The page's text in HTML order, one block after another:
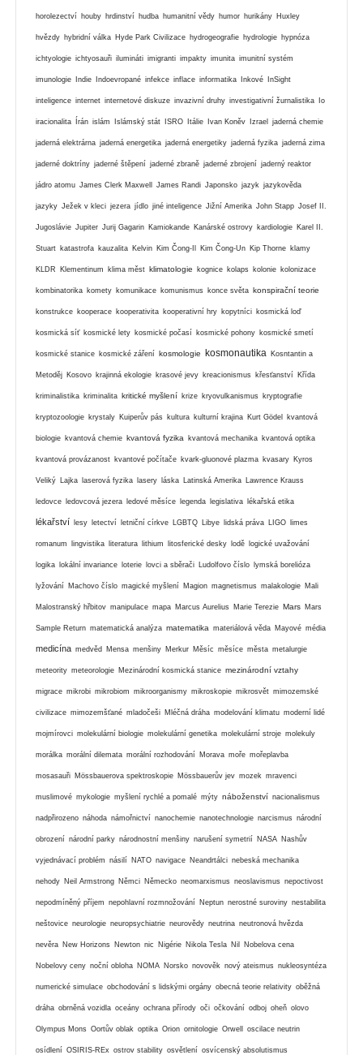
horolezectví houby hrdinství hudba humanitní vědy humor hurikány Huxley
hvězdy hybridní válka Hyde Park Civilizace hydrogeografie hydrologie hypnóza
ichtyologie ichtyosauři ilumináti imigranti impakty imunita imunitní systém
imunologie Indie Indoevropané infekce inflace informatika Inkové InSight
inteligence internet internetové diskuze invazivní druhy investigativní žurnalistika Io
iracionalita Írán islám Islámský stát ISRO Itálie Ivan Koněv Izrael jaderná chemie
jaderná elektrárna jaderná energetika jaderná energetiky jaderná fyzika jaderná zima
jaderné doktríny jaderné štěpení jaderné zbraně jaderné zbrojení jaderný reaktor
jádro atomu James Clerk Maxwell James Randi Japonsko jazyk jazykověda
jazyky Ježek v kleci jezera jídlo jiné inteligence Jižní Amerika John Stapp Josef II.
Jugoslávie Jupiter Jurij Gagarin Kamiokande Kanárské ostrovy kardiologie Karel II.
Stuart katastrofa kauzalita Kelvin Kim Čong-Il Kim Čong-Un Kip Thorne klamy
KLDR Klementinum klima měst klimatologie kognice kolaps kolonie kolonizace
kombinatorika komety komunikace komunismus konce světa konspirační teorie
konstrukce kooperace kooperativita kooperativní hry kopytníci kosmická loď
kosmická síť kosmické lety kosmické počasí kosmické pohony kosmické smetí
kosmické stanice kosmické záření kosmologie kosmonautika Kosntantin a
Metoděj Kosovo krajinná ekologie krasové jevy kreacionismus křesťanství Křída
kriminalistika kriminalita kritické myšlení krize kryovulkanismus kryptografie
kryptozoologie krystaly Kuiperův pás kultura kulturní krajina Kurt Gödel kvantová
biologie kvantová chemie kvantová fyzika kvantová mechanika kvantová optika
kvantová provázanost kvantové počítače kvark-gluonové plazma kvasary Kyros
Veliký Lajka laserová fyzika lasery láska Latinská Amerika Lawrence Krauss
ledovce ledovcová jezera ledové měsíce legenda legislativa lékařská etika
lékařství lesy letectví letniční církve LGBTQ Libye lidská práva LIGO limes
romanum lingvistika literatura lithium litosferické desky lodě logické uvažování
logika lokální invariance loterie lovci a sběrači Ludolfovo číslo lymská borelióza
lyžování Machovo číslo magické myšlení Magion magnetismus malakologie Mali
Malostranský hřbitov manipulace mapa Marcus Aurelius Marie Terezie Mars Mars
Sample Return matematická analýza matematika materiálová věda Mayové média
medicína medvěd Mensa menšiny Merkur Měsíc měsíce města metalurgie
meteority meteorologie Mezinárodní kosmická stanice mezinárodní vztahy
migrace mikrobi mikrobiom mikroorganismy mikroskopie mikrosvět mimozemské
civilizace mimozemšťané mladočeši Mléčná dráha modelování klimatu moderní lidé
mojmírovci molekulární biologie molekulární genetika molekulární stroje molekuly
morálka morální dilemata morální rozhodování Morava moře mořeplavba
mosasauři Mössbauerova spektroskopie Mössbauerův jev mozek mravenci
muslimové mykologie myšlení rychlé a pomalé mýty náboženství nacionalismus
nadpřirozeno náhoda námořnictví nanochemie nanotechnologie narcismus národní
obrození národní parky národnostní menšiny narušení symetrií NASA Nashův
vyjednávací problém násilí NATO navigace Neandrtálci nebeská mechanika
nehody Neil Armstrong Němci Německo neomarxismus neoslavismus nepoctivost
nepodmíněný příjem nepohlavní rozmnožování Neptun nerostné suroviny nestabilita
neštovice neurologie neuropsychiatrie neurovědy neutrina neutronová hvězda
nevěra New Horizons Newton nic Nigérie Nikola Tesla Nil Nobelova cena
Nobelovy ceny noční obloha NOMA Norsko novověk nový ateismus nukleosyntéza
numerické simulace obchodování s lidskými orgány obecná teorie relativity oběžná
dráha obrněná vozidla oceány ochrana přírody oči očkování odboj oheň olovo
Olympus Mons Oortův oblak optika Orion ornitologie Orwell oscilace neutrin
osídlení OSIRIS-REx ostrov stability osvětlení osvícenský absolutismus